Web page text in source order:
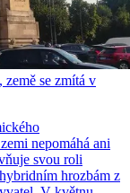
se zmítá v
nepomáhá ani
svou roli
hrozbám z